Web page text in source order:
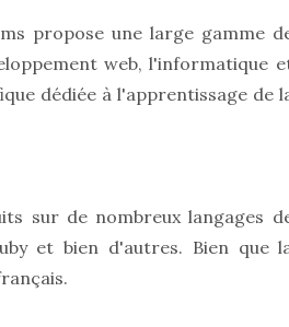
propose une large gamme
web, l'informatique
dédiée à l'apprentissage de
sur de nombreux langages
et bien d'autres. Bien que